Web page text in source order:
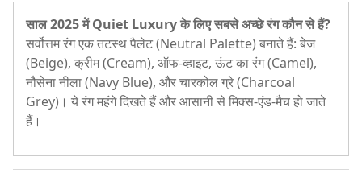
साल 2025 में Quiet Luxury के लिए सबसे अच्छे रंग कौन से हैं?
सर्वोत्तम रंग एक तटस्थ पैलेट (Neutral Palette) बनाते हैं: बेज
(Beige), क्रीम (Cream), ऑफ-व्हाइट, ऊंट का रंग (Camel),
नौसेना नीला (Navy Blue), और चारकोल ग्रे (Charcoal
Grey)। ये रंग महंगे दिखते हैं और आसानी से मिक्स-एंड-मैच हो जाते
हैं।